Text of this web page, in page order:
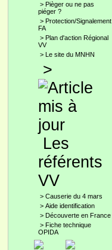
> Pièger ou ne pas
piéger ?
> Protection/Signalement
FA
> Plan d'action Régional
VV
> Le site du MNHN
>
Les
référents
VV
> Causerie du 4 mars
> Aide identification
> Découverte en France
> Fiche technique
OPIDA